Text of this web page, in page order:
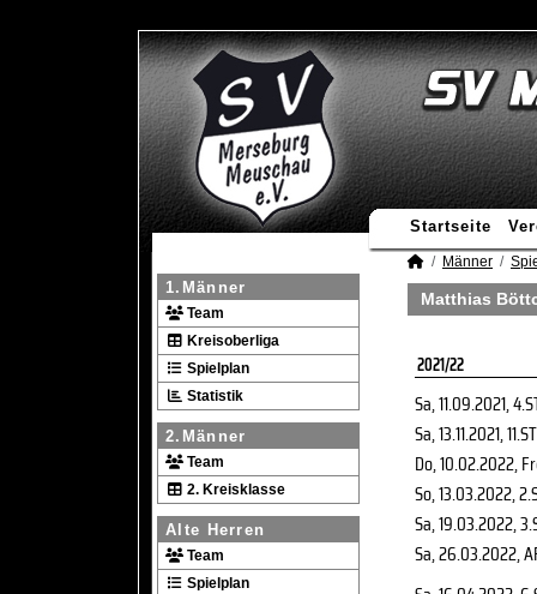
Startseite
1.Männer
Team
Kreisoberliga
Spielplan
Statistik
2.Männer
Team
2. Kreisklasse
Alte Herren
Team
Spielplan
Männer
Matthias
2021/22
Sa, 11.09.2021,
Sa, 13.11.2021, 11.ST
Do, 10.02.2022,
So, 13.03.2022,
Sa, 19.03.2022,
Sa, 26.03.2022,